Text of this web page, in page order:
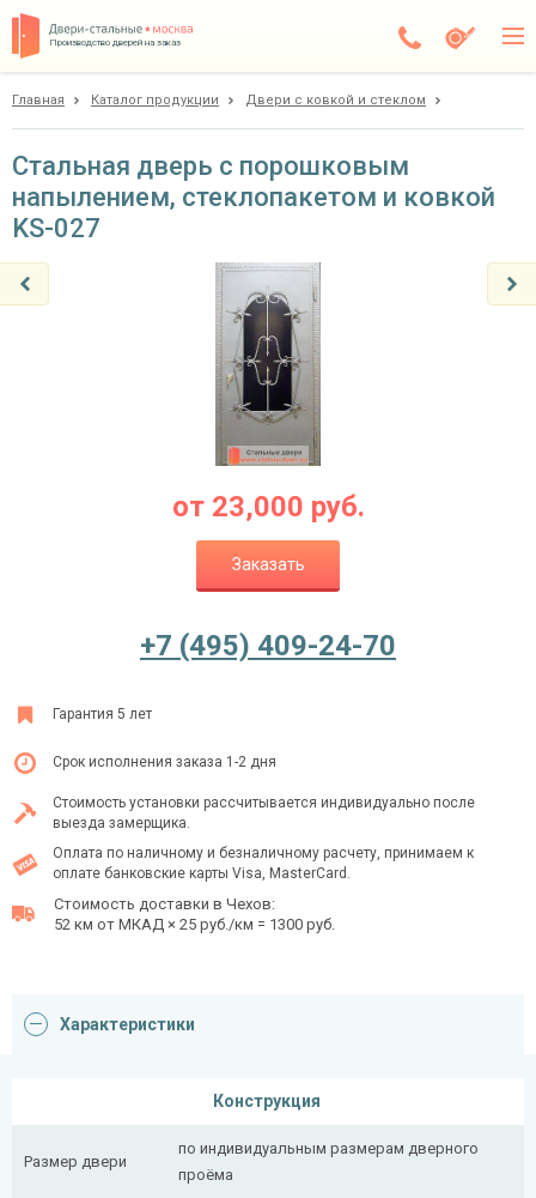
Производство дверей на заказ
Доставка
Ежедневно с 08:00 до 24:00
+7 (495) 409-24-70
Главная Каталог продукции Двери с ковкой и стеклом
Стальная дверь с порошковым
напылением, стеклопакетом и ковкой
KS-027
от 23,000 руб.
Заказать
+7 (495) 409-24-70
Гарантия 5 лет
Срок исполнения заказа 1-2 дня
Стоимость установки рассчитывается индивидуально после
выезда замерщика.
Оплата по наличному и безналичному расчету, принимаем к
оплате банковские карты Visa, MasterCard.
Стоимость доставки в Чехов:
52 км от МКАД × 25 руб./км = 1300 руб.
Характеристики
Конструкция
Размер двери
по индивидуальным размерам дверного
проёма